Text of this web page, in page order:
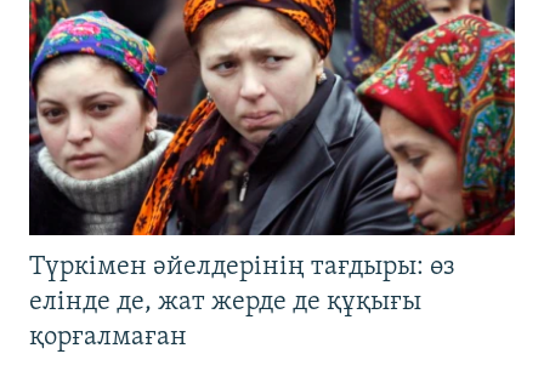
Түркімен әйелдерінің тағдыры: өз
елінде де, жат жерде де құқығы
қорғалмаған